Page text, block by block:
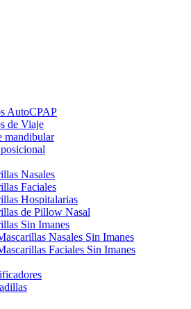
AutoCPAP
de Viaje
mandibular
Nasales
Faciales
Hospitalarias
de Pillow Nasal
Sin Imanes
Nasales Sin Imanes
Faciales Sin Imanes